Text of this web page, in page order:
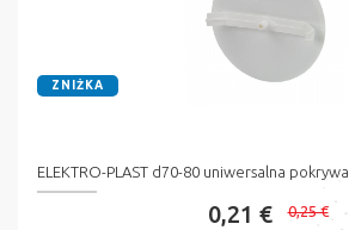
ZNIŻKA
ELEKTRO-PLAST d70-80 uniwersalna pokrywa
0,21 € 0,25 €